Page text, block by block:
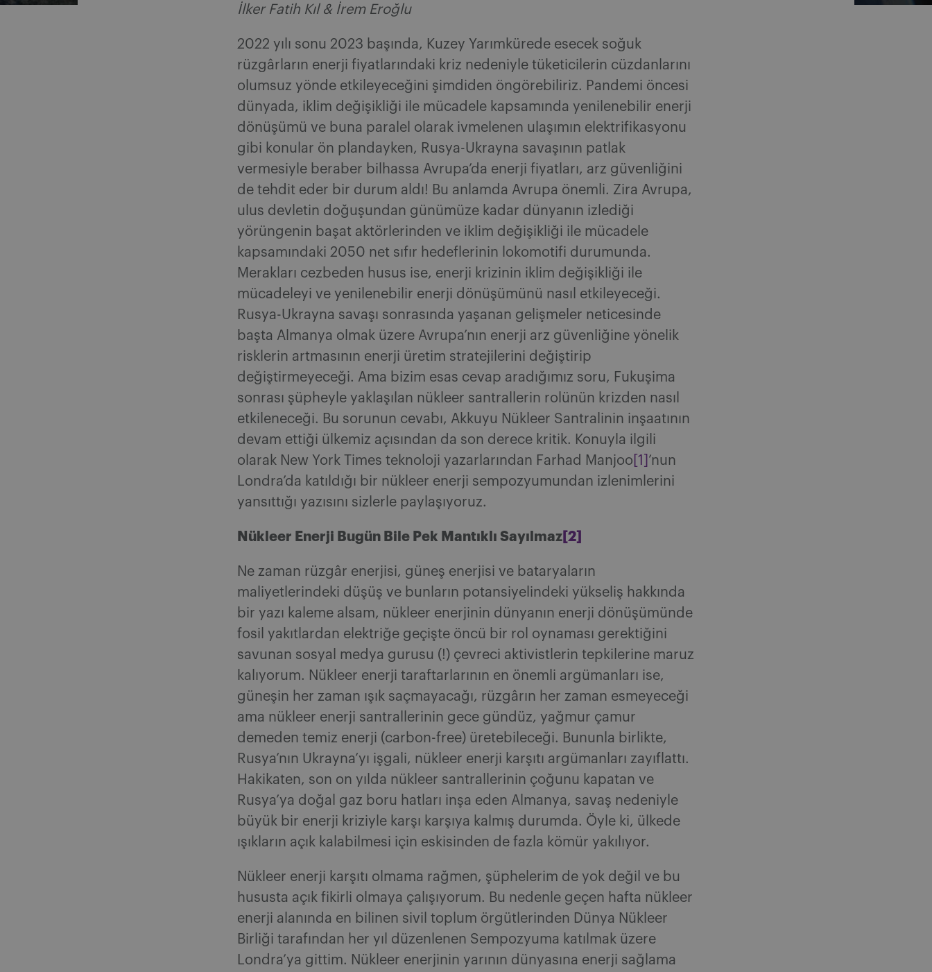
İlker Fatih Kıl & İrem Eroğlu
2022 yılı sonu 2023 başında, Kuzey Yarımkürede esecek soğuk
rüzgârların enerji fiyatlarındaki kriz nedeniyle tüketicilerin cüzdanlarını
olumsuz yönde etkileyeceğini şimdiden öngörebiliriz. Pandemi öncesi
dünyada, iklim değişikliği ile mücadele kapsamında yenilenebilir enerji
dönüşümü ve buna paralel olarak ivmelenen ulaşımın elektrifikasyonu
gibi konular ön plandayken, Rusya-Ukrayna savaşının patlak
vermesiyle beraber bilhassa Avrupa’da enerji fiyatları, arz güvenliğini
de tehdit eder bir durum aldı! Bu anlamda Avrupa önemli. Zira Avrupa,
ulus devletin doğuşundan günümüze kadar dünyanın izlediği
yörüngenin başat aktörlerinden ve iklim değişikliği ile mücadele
kapsamındaki 2050 net sıfır hedeflerinin lokomotifi durumunda.
Merakları cezbeden husus ise, enerji krizinin iklim değişikliği ile
mücadeleyi ve yenilenebilir enerji dönüşümünü nasıl etkileyeceği.
Rusya-Ukrayna savaşı sonrasında yaşanan gelişmeler neticesinde
başta Almanya olmak üzere Avrupa’nın enerji arz güvenliğine yönelik
risklerin artmasının enerji üretim stratejilerini değiştirip
değiştirmeyeceği. Ama bizim esas cevap aradığımız soru, Fukuşima
sonrası şüpheyle yaklaşılan nükleer santrallerin rolünün krizden nasıl
etkileneceği. Bu sorunun cevabı, Akkuyu Nükleer Santralinin inşaatının
devam ettiği ülkemiz açısından da son derece kritik. Konuyla ilgili
olarak New York Times teknoloji yazarlarından Farhad Manjoo [1] ’nun
Londra’da katıldığı bir nükleer enerji sempozyumundan izlenimlerini
yansıttığı yazısını sizlerle paylaşıyoruz.
Nükleer Enerji Bugün Bile Pek Mantıklı Sayılmaz [2]
Ne zaman rüzgâr enerjisi, güneş enerjisi ve bataryaların
maliyetlerindeki düşüş ve bunların potansiyelindeki yükseliş hakkında
bir yazı kaleme alsam, nükleer enerjinin dünyanın enerji dönüşümünde
fosil yakıtlardan elektriğe geçişte öncü bir rol oynaması gerektiğini
savunan sosyal medya gurusu (!) çevreci aktivistlerin tepkilerine maruz
kalıyorum. Nükleer enerji taraftarlarının en önemli argümanları ise,
güneşin her zaman ışık saçmayacağı, rüzgârın her zaman esmeyeceği
ama nükleer enerji santrallerinin gece gündüz, yağmur çamur
demeden temiz enerji (carbon-free) üretebileceği. Bununla birlikte,
Rusya’nın Ukrayna’yı işgali, nükleer enerji karşıtı argümanları zayıflattı.
Hakikaten, son on yılda nükleer santrallerinin çoğunu kapatan ve
Rusya’ya doğal gaz boru hatları inşa eden Almanya, savaş nedeniyle
büyük bir enerji kriziyle karşı karşıya kalmış durumda. Öyle ki, ülkede
ışıkların açık kalabilmesi için eskisinden de fazla kömür yakılıyor.
Nükleer enerji karşıtı olmama rağmen, şüphelerim de yok değil ve bu
hususta açık fikirli olmaya çalışıyorum. Bu nedenle geçen hafta nükleer
enerji alanında en bilinen sivil toplum örgütlerinden Dünya Nükleer
Birliği tarafından her yıl düzenlenen Sempozyuma katılmak üzere
Londra’ya gittim. Nükleer enerjinin yarının dünyasına enerji sağlama